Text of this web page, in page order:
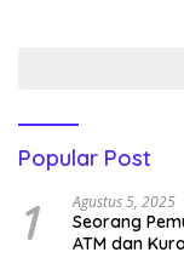
Popular Post
1 Agustus 5, 2025
Seorang
ATM dan